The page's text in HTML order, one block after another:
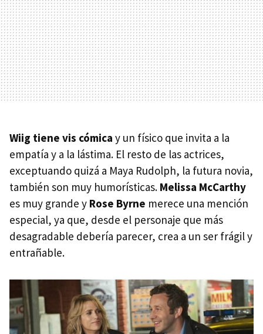
Wiig tiene vis cómica y un físico que invita a la
empatía y a la lástima. El resto de las actrices,
exceptuando quizá a Maya Rudolph, la futura novia,
también son muy humorísticas. Melissa McCarthy
es muy grande y Rose Byrne merece una mención
especial, ya que, desde el personaje que más
desagradable debería parecer, crea a un ser frágil y
entrañable.